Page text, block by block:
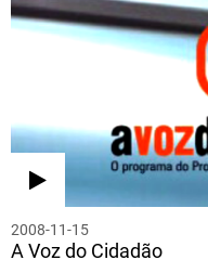
2008-11-15
A Voz do Cidadão